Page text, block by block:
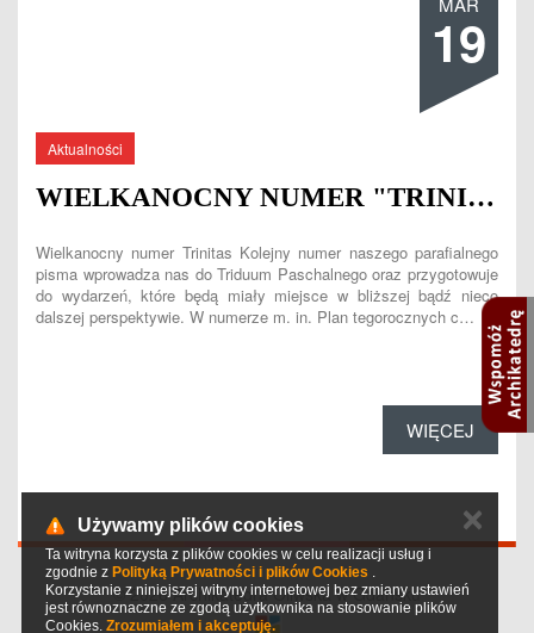
19
Aktualności
WIELKANOCNY NUMER "TRINITAS"
Wielkanocny numer Trinitas Kolejny numer naszego parafialnego
pisma wprowadza nas do Triduum Paschalnego oraz przygotowuje
do wydarzeń, które będą miały miejsce w bliższej bądź nieco
dalszej perspektywie. W numerze m. in. Plan tegorocznych c…
WIĘCEJ
© 2026 Archikatedra Oliwska w Gdańsku
Używamy plików cookies
Ta witryna korzysta z plików cookies w celu realizacji usług i
zgodnie z Polityką Prywatności i plików Cookies .
Korzystanie z niniejszej witryny internetowej bez zmiany ustawień
jest równoznaczne ze zgodą użytkownika na stosowanie plików
Cookies. Zrozumiałem i akceptuję.
✕